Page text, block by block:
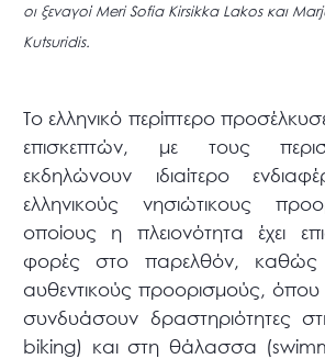
οι ξεναγοί Meri Sofia Kirsikka Lakos και
Kutsuridis.
Το ελληνικό περίπτερο
επισκεπτών, με τους
εκδηλώνουν ιδιαίτερο
ελληνικούς νησιώτικους
οποίους η πλειονότητα έχει
φορές στο παρελθόν, καθώς
αυθεντικούς προορισμούς,
συνδυάσουν δραστηριότητες
biking) και στη θάλασσα